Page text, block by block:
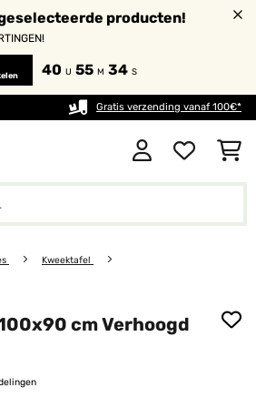
producten!
40 U 55 M 33 S
Gratis verzending vanaf 100€*
Kweektafel
cm Verhoogd